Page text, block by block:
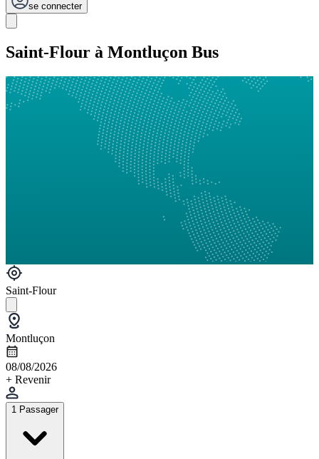
se connecter
Saint-Flour à Montluçon Bus
Saint-Flour
Montluçon
08/08/2026
+ Revenir
1 Passager